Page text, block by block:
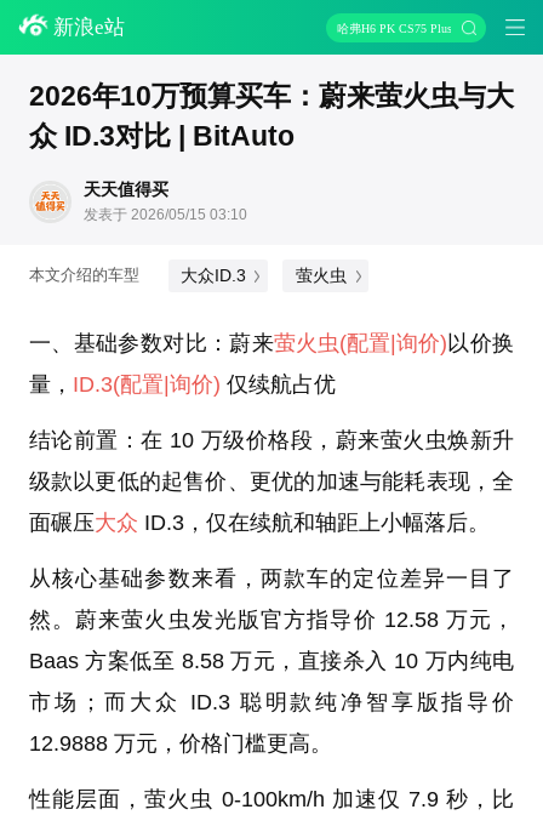
新浪e站 哈弗H6 PK CS75 Plus
2026年10万预算买车：蔚来萤火虫与大
众 ID.3对比 | BitAuto
天天值得买
发表于 2026/05/15 03:10
本文介绍的车型 大众ID.3 萤火虫
一、基础参数对比：蔚来萤火虫(配置|询价) 以价换
量， ID.3(配置|询价) 仅续航占优
结论前置：在 10 万级价格段，蔚来萤火虫焕新升
级款以更低的起售价、更优的加速与能耗表现，全
面碾压大众 ID.3，仅在续航和轴距上小幅落后。
从核心基础参数来看，两款车的定位差异一目了
然。蔚来萤火虫发光版官方指导价 12.58 万元，
Baas 方案低至 8.58 万元，直接杀入 10 万内纯电
市场；而大众 ID.3 聪明款纯净智享版指导价
12.9888 万元，价格门槛更高。
性能层面，萤火虫 0-100km/h 加速仅 7.9 秒，比